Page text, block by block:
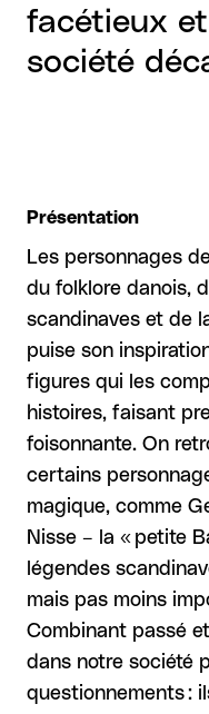
facétieux
société
Présentation
Les personnages
du folklore danois,
scandinaves et de
puise son
figures qui les
histoires, faisant
foisonnante. On
certains
magique, comme
Nisse – la « petite
légendes
mais pas moins
Combinant passé
dans notre société
questionnements :